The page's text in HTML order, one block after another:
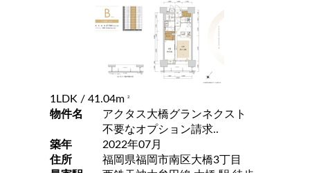
1LDK / 41.04m 2
物件名
アクタス大橋グランネクスト
不要なオプション請求..
築年
2022年07月
住所
福岡県福岡市南区大橋3丁目